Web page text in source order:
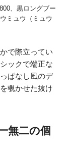
、黒ロングブー
ミュウ（ミュウ
で際立ってい
ックで端正な
ぱなし風のデ
覗かせた抜け
無二の個